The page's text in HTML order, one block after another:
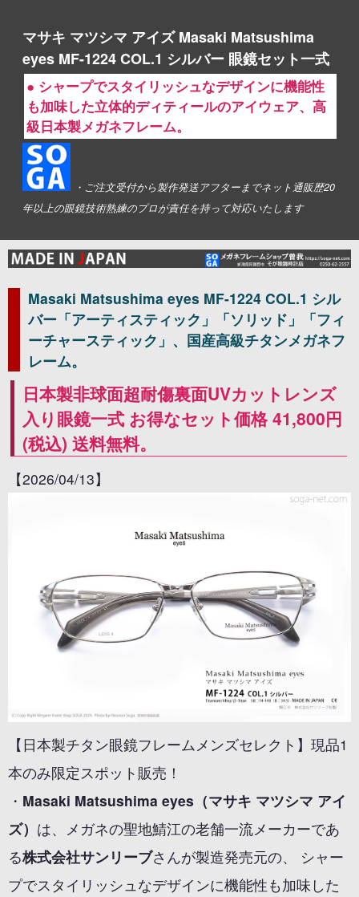
マサキ マツシマ アイズ Masaki Matsushima
eyes MF-1224 COL.1 シルバー 眼鏡セット一式
● シャープでスタイリッシュなデザインに機能性
も加味した立体的ディティールのアイウェア、高
級日本製メガネフレーム。
・ご注文受付から製作発送アフターまでネット通販歴20
年以上の眼鏡技術熟練のプロが責任を持って対応いたします
Masaki Matsushima eyes MF-1224 COL.1 シル
バー「アーティスティック」「ソリッド」「フィ
ーチャースティック」、国産高級チタンメガネフ
レーム。
日本製非球面超耐傷裏面UVカットレンズ
入り眼鏡一式 お得なセット価格 41,800円
(税込) 送料無料。
【2026/04/13】
【日本製チタン眼鏡フレームメンズセレクト】現品1
本のみ限定スポット販売！
・ Masaki Matsushima eyes（マサキ マツシマ アイ
ズ） は、メガネの聖地鯖江の老舗一流メーカーであ
る株式会社サンリーブさんが製造発売元の、 シャー
プでスタイリッシュなデザインに機能性も加味した